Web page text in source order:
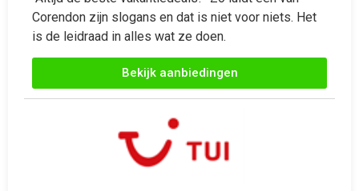
is de leidraad in alles wat ze doen.